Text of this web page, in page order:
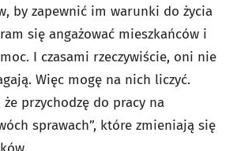
by zapewnić im warunki do życia
się angażować mieszkańców i
I czasami rzeczywiście, oni nie
Więc mogę na nich liczyć.
przychodzę do pracy na
sprawach”, które zmieniają się